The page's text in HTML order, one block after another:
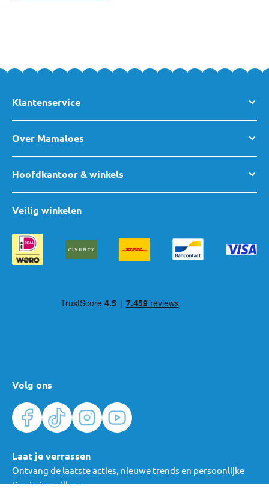
Klantenservice
Over Mamaloes
Hoofdkantoor & winkels
Volg ons
Veilig winkelen
Laat je verrassen
Ontvang de laatste acties, nieuwe trends en persoonlijke
tips in je mailbox.